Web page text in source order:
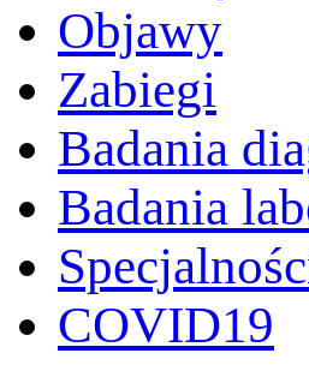
Objawy
Zabiegi
Badania
Badania
COVID19